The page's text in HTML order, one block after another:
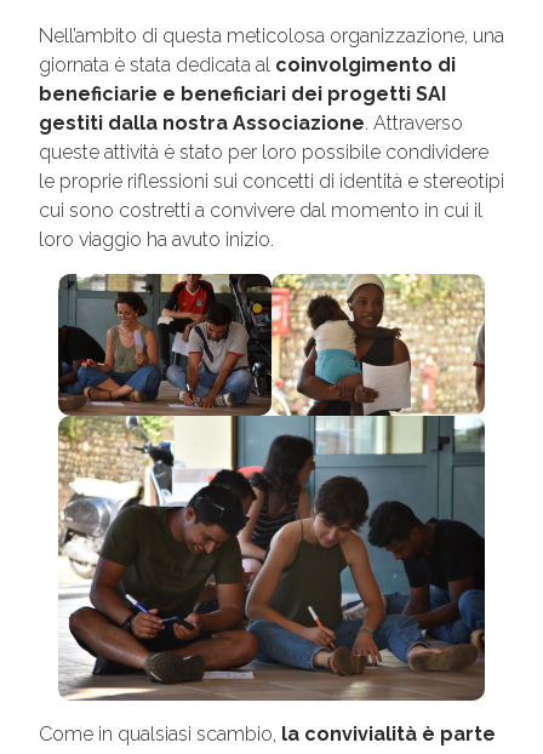
Nell’ambito di questa meticolosa organizzazione, una
giornata è stata dedicata al coinvolgimento di
beneficiarie e beneficiari dei progetti SAI
gestiti dalla nostra Associazione. Attraverso
queste attività è stato per loro possibile condividere
le proprie riflessioni sui concetti di identità e stereotipi
cui sono costretti a convivere dal momento in cui il
loro viaggio ha avuto inizio.
Come in qualsiasi scambio, la convivialità è parte